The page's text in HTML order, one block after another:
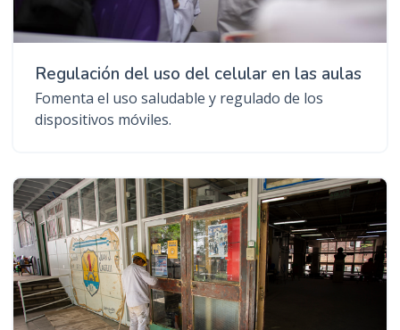
Regulación del uso del celular en las aulas
Fomenta el uso saludable y regulado de los
dispositivos móviles.